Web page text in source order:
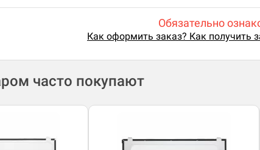
Обязательно
Как оформить заказ? Как получить
часто покупают